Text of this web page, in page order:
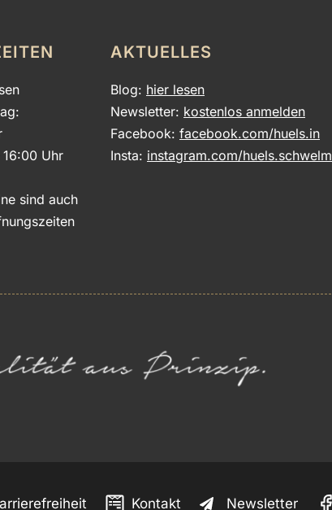
16:00 Uhr
sind auch
AKTUELLES
Blog: hier lesen
Newsletter: kostenlos anmelden
Facebook:facebook.com/huels.in
Insta: instagram.com/huels.schwelm
Kontakt Newsletter